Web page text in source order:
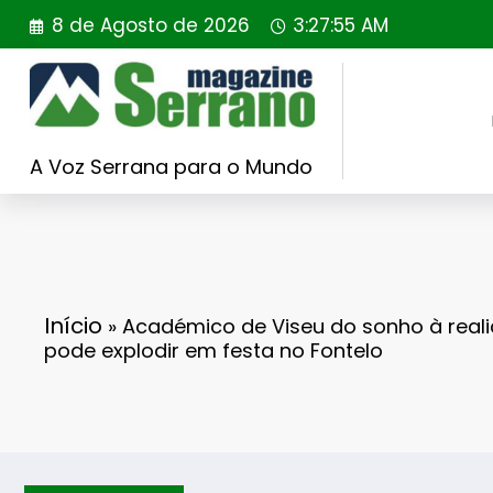
Saltar
para
conteúdo
8 de Agosto de 2026 3:27:56 AM
A Voz Serrana para o Mundo
Início » Académico de Viseu do sonho à
pode explodir em festa no Fontelo